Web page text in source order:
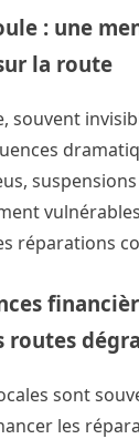
: une
la route
souvent
réparations
routes
sont
les